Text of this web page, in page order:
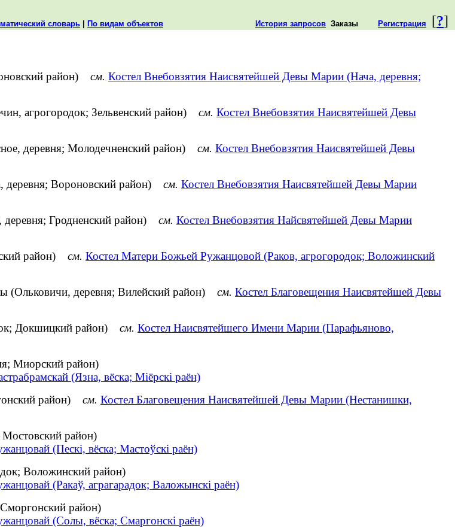
[?]
словарь По видам объектов История запросов Заказы Регистрация
район) см. Костел Внебовзятия Наисвятейшей Девы Марии (Нача, деревня;
агрогородок; Зельвенский район) см. Костел Внебовзятия Наисвятейшей Девы
деревня; Молодечненский район) см. Костел Внебовзятия Наисвятейшей Девы
деревня; Вороновский район) см. Костел Внебовзятия Наисвятейшей Девы Марии
Гродненский район) см. Костел Внебовзятия Найсвятейшей Девы Марии
район) см. Костел Матери Божьей Ружанцовой (Раков, агрогородок; Воложинский
(Ольковичи, деревня; Вилейский район) см. Костел Благовещения Наисвятейшей Девы
Докшицкий район) см. Костел Наисвятейшего Имени Марии (Парафьяново,
Миорский район)
(Язна, вёска; Міёрскі раён)
район) см. Костел Благовещения Наисвятейшей Девы Марии (Нестанишки,
район)
(Пескі, вёска; Мастоўскі раён)
Воложинский район)
(Ракаў, аграгарадок; Валожынскі раён)
район)
(Солы, вёска; Смаргонскі раён)